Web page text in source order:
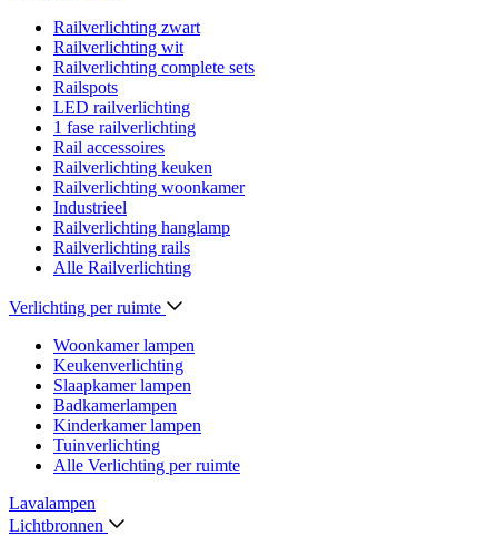
Railverlichting zwart
Railverlichting wit
Railverlichting complete sets
Railspots
LED railverlichting
1 fase railverlichting
Rail accessoires
Railverlichting keuken
Railverlichting woonkamer
Industrieel
Railverlichting hanglamp
Railverlichting rails
Alle Railverlichting
Verlichting per ruimte
Woonkamer lampen
Keukenverlichting
Slaapkamer lampen
Badkamerlampen
Kinderkamer lampen
Tuinverlichting
Alle Verlichting per ruimte
Lavalampen
Lichtbronnen